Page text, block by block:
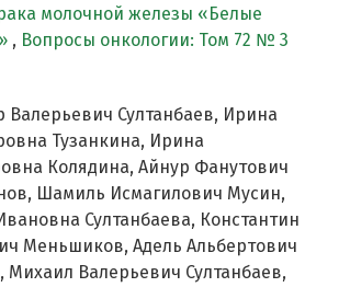
молочной железы «Белые
, Вопросы онкологии: Том 72 № 3
Валерьевич Султанбаев, Ирина
Тузанкина, Ирина
Колядина, Айнур Фанутович
Шамиль Исмагилович Мусин,
Султанбаева, Константин
Меньшиков, Адель Альбертович
Михаил Валерьевич Султанбаев,